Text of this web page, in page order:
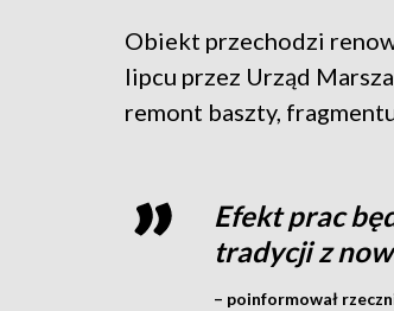
Obiekt przechodzi
lipcu przez Urząd
remont baszty,
Efekt prac
tradycji z
– poinformował